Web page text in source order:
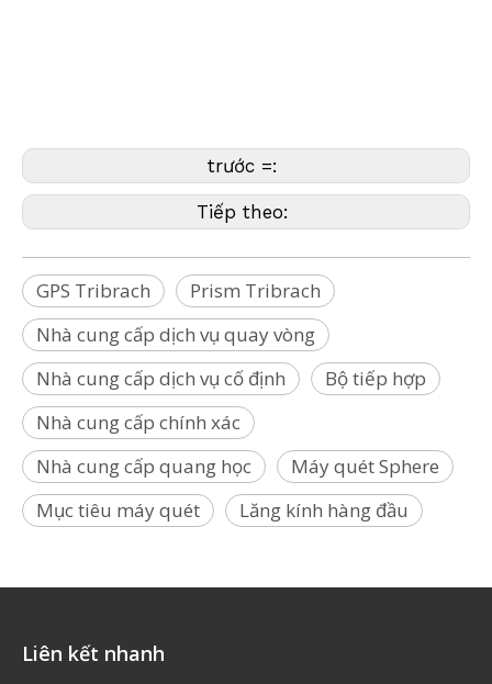
trước =:
Tiếp theo:
GPS Tribrach
Prism Tribrach
Nhà cung cấp dịch vụ quay vòng
Nhà cung cấp dịch vụ cố định
Bộ tiếp hợp
Nhà cung cấp chính xác
Nhà cung cấp quang học
Máy quét Sphere
Mục tiêu máy quét
Lăng kính hàng đầu
Liên kết nhanh